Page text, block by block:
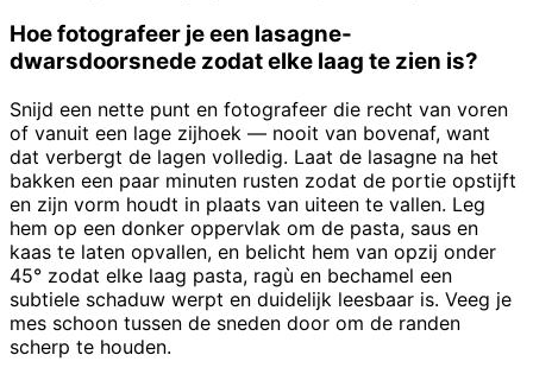
Hoe fotografeer je een lasagne-
dwarsdoorsnede zodat elke laag te zien is?
Snijd een nette punt en fotografeer die recht van voren
of vanuit een lage zijhoek — nooit van bovenaf, want
dat verbergt de lagen volledig. Laat de lasagne na het
bakken een paar minuten rusten zodat de portie opstijft
en zijn vorm houdt in plaats van uiteen te vallen. Leg
hem op een donker oppervlak om de pasta, saus en
kaas te laten opvallen, en belicht hem van opzij onder
45° zodat elke laag pasta, ragù en bechamel een
subtiele schaduw werpt en duidelijk leesbaar is. Veeg je
mes schoon tussen de sneden door om de randen
scherp te houden.